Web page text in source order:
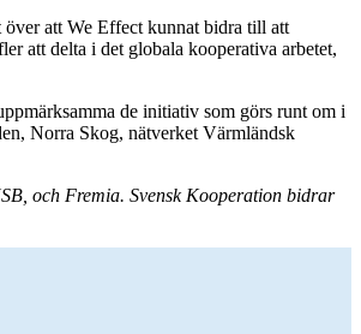
att We Effect kunnat bidra till att
att delta i det globala kooperativa arbetet,
de initiativ som görs runt om i
Norra Skog, nätverket Värmländsk
och Fremia. Svensk Kooperation bidrar